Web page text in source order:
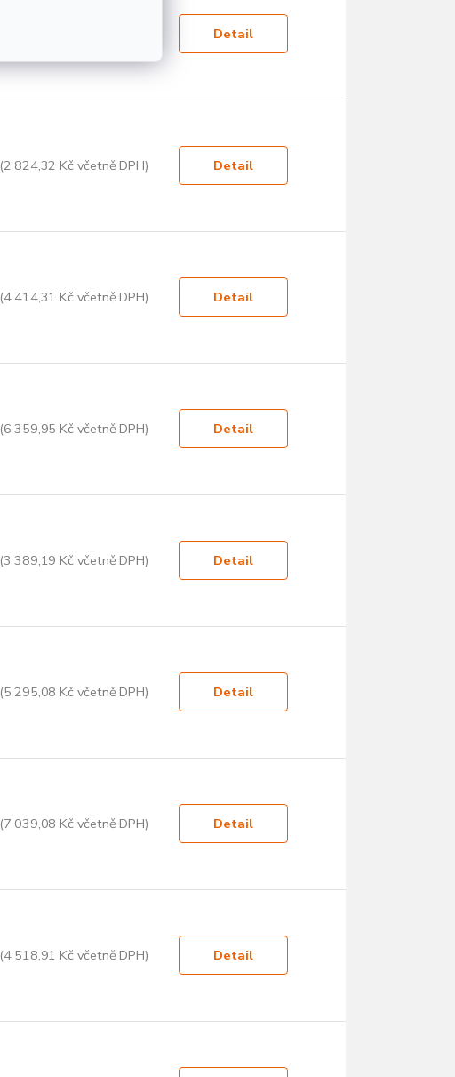
Detail
(2 824,32 Kč včetně DPH) Detail
(4 414,31 Kč včetně DPH) Detail
(6 359,95 Kč včetně DPH) Detail
(3 389,19 Kč včetně DPH) Detail
(5 295,08 Kč včetně DPH) Detail
(7 039,08 Kč včetně DPH) Detail
(4 518,91 Kč včetně DPH) Detail